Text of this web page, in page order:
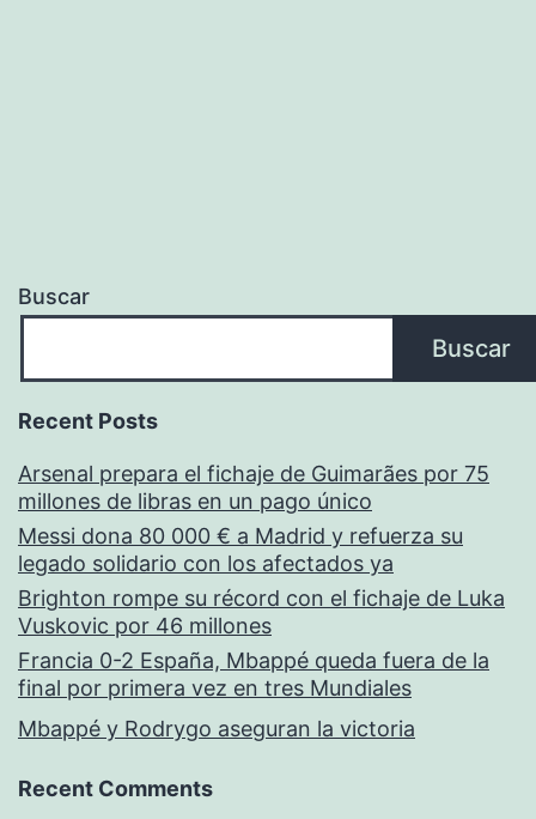
Buscar
Buscar
Recent Posts
Arsenal prepara el fichaje de Guimarães por 75
millones de libras en un pago único
Messi dona 80 000 € a Madrid y refuerza su
legado solidario con los afectados ya
Brighton rompe su récord con el fichaje de Luka
Vuskovic por 46 millones
Francia 0-2 España, Mbappé queda fuera de la
final por primera vez en tres Mundiales
Mbappé y Rodrygo aseguran la victoria
Recent Comments